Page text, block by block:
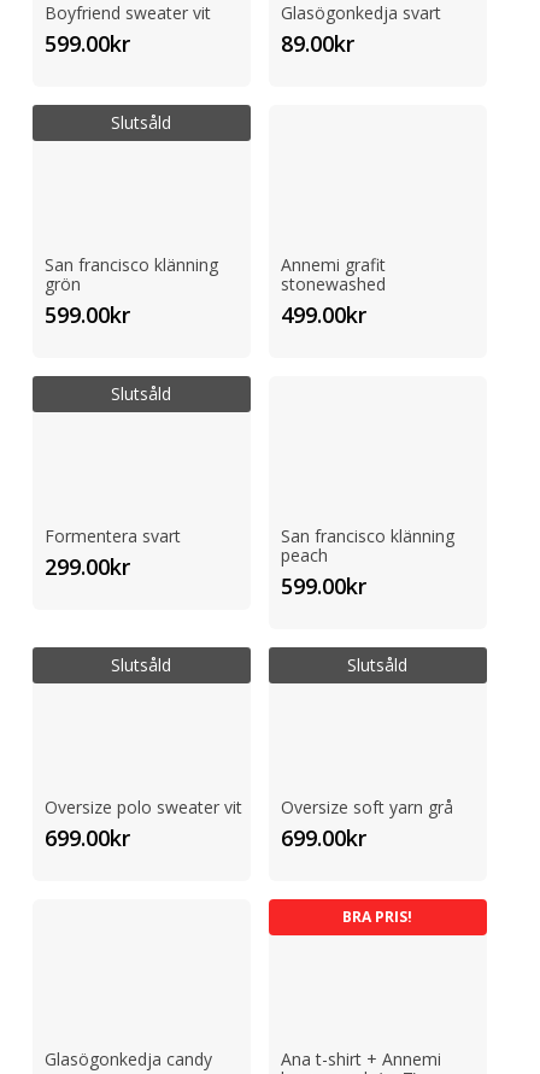
Boyfriend sweater vit
599.00kr
Glasögonkedja svart
89.00kr
Slutsåld
San francisco klänning
grön
599.00kr
Annemi grafit
stonewashed
499.00kr
Slutsåld
Formentera svart
299.00kr
San francisco klänning
peach
599.00kr
Slutsåld
Oversize polo sweater vit
699.00kr
Slutsåld
Oversize soft yarn grå
699.00kr
Glasögonkedja candy
BRA PRIS!
Ana t-shirt + Annemi